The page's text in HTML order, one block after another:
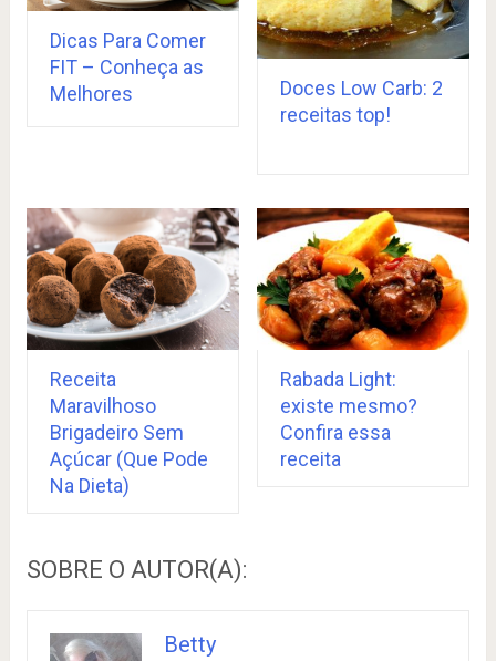
Dicas Para Comer
FIT – Conheça as
Melhores
Doces Low Carb: 2
receitas top!
Receita
Maravilhoso
Brigadeiro Sem
Açúcar (Que Pode
Na Dieta)
Rabada Light:
existe mesmo?
Confira essa
receita
SOBRE O AUTOR(A):
Betty